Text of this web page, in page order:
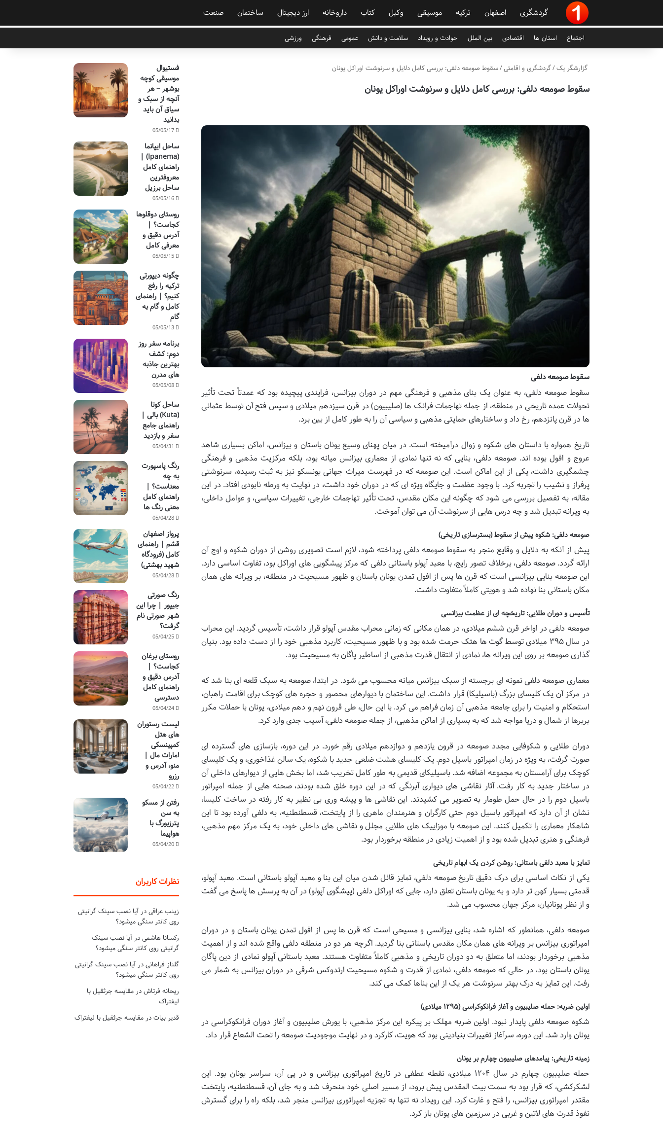
گردشگری اصفهان ترکیه موسیقی وکیل کتاب داروخانه ارز دیجیتال ساختمان صنعت
اجتماع استان ها اقتصادی بین الملل حوادث و رویداد سلامت و دانش عمومی فرهنگی ورزشی
گزارشگر یک/گردشگری و اقامتی/سقوط صومعه دلفی: بررسی کامل دلایل و سرنوشت اوراکل یونان
سقوط صومعه دلفی: بررسی کامل دلایل و سرنوشت اوراکل یونان
سقوط صومعه دلفی
سقوط صومعه دلفی، به عنوان یک بنای مذهبی و فرهنگی مهم در دوران بیزانس، فرایندی پیچیده بود که عمدتاً تحت تأثیر
تحولات عمده تاریخی در منطقه، از جمله تهاجمات فرانک ها (صلیبیون) در قرن سیزدهم میلادی و سپس فتح آن توسط عثمانی
ها در قرن پانزدهم، رخ داد و ساختارهای حمایتی مذهبی و سیاسی آن را به طور کامل از بین برد.
تاریخ همواره با داستان های شکوه و زوال درآمیخته است. در میان پهنای وسیع یونان باستان و بیزانس، اماکن بسیاری شاهد
عروج و افول بوده اند. صومعه دلفی، بنایی که نه تنها نمادی از معماری بیزانس میانه بود، بلکه مرکزیت مذهبی و فرهنگی
چشمگیری داشت، یکی از این اماکن است. این صومعه که در فهرست میراث جهانی یونسکو نیز به ثبت رسیده، سرنوشتی
پرفراز و نشیب را تجربه کرد. با وجود عظمت و جایگاه ویژه ای که در دوران خود داشت، در نهایت به ورطه نابودی افتاد. در این
مقاله، به تفصیل بررسی می شود که چگونه این مکان مقدس، تحت تأثیر تهاجمات خارجی، تغییرات سیاسی، و عوامل داخلی،
به ویرانه تبدیل شد و چه درس هایی از سرنوشت آن می توان آموخت.
صومعه دلفی: شکوه پیش از سقوط (بسترسازی تاریخی)
پیش از آنکه به دلایل و وقایع منجر به سقوط صومعه دلفی پرداخته شود، لازم است تصویری روشن از دوران شکوه و اوج آن
ارائه گردد. صومعه دلفی، برخلاف تصور رایج، با معبد آپولو باستانی دلفی که مرکز پیشگویی های اوراکل بود، تفاوت اساسی دارد.
این صومعه بنایی بیزانسی است که قرن ها پس از افول تمدن یونان باستان و ظهور مسیحیت در منطقه، بر ویرانه های همان
مکان باستانی بنا نهاده شد و هویتی کاملاً متفاوت داشت.
تأسیس و دوران طلایی: تاریخچه ای از عظمت بیزانسی
صومعه دلفی در اواخر قرن ششم میلادی، در همان مکانی که زمانی محراب مقدس آپولو قرار داشت، تأسیس گردید. این محراب
در سال ۳۹۵ میلادی توسط گوت ها هتک حرمت شده بود و با ظهور مسیحیت، کاربرد مذهبی خود را از دست داده بود. بنیان
گذاری صومعه بر روی این ویرانه ها، نمادی از انتقال قدرت مذهبی از اساطیر پاگان به مسیحیت بود.
معماری صومعه دلفی نمونه ای برجسته از سبک بیزانس میانه محسوب می شود. در ابتدا، صومعه به سبک قلعه ای بنا شد که
در مرکز آن یک کلیسای بزرگ (باسیلیکا) قرار داشت. این ساختمان با دیوارهای محصور و حجره های کوچک برای اقامت راهبان،
استحکام و امنیت را برای جامعه مذهبی آن زمان فراهم می کرد. با این حال، طی قرون نهم و دهم میلادی، یونان با حملات مکرر
بربرها از شمال و دریا مواجه شد که به بسیاری از اماکن مذهبی، از جمله صومعه دلفی، آسیب جدی وارد کرد.
دوران طلایی و شکوفایی مجدد صومعه در قرون یازدهم و دوازدهم میلادی رقم خورد. در این دوره، بازسازی های گسترده ای
صورت گرفت، به ویژه در زمان امپراتور باسیل دوم. یک کلیسای هشت ضلعی جدید با شکوه، یک سالن غذاخوری، و یک کلیسای
کوچک برای آرامستان به مجموعه اضافه شد. باسیلیکای قدیمی به طور کامل تخریب شد، اما بخش هایی از دیوارهای داخلی آن
در ساختار جدید به کار رفت. آثار نقاشی های دیواری آبرنگی که در این دوره خلق شده بودند، صحنه هایی از جمله امپراتور
باسیل دوم را در حال حمل طومار به تصویر می کشیدند. این نقاشی ها و پیشه وری بی نظیر به کار رفته در ساخت کلیسا،
نشان از آن دارد که امپراتور باسیل دوم حتی کارگران و هنرمندان ماهری را از پایتخت، قسطنطنیه، به دلفی آورده بود تا این
شاهکار معماری را تکمیل کنند. این صومعه با موزاییک های طلایی مجلل و نقاشی های داخلی خود، به یک مرکز مهم مذهبی،
فرهنگی و هنری تبدیل شده بود و از اهمیت زیادی در منطقه برخوردار بود.
تمایز با معبد دلفی باستانی: روشن کردن یک ابهام تاریخی
یکی از نکات اساسی برای درک دقیق تاریخ صومعه دلفی، تمایز قائل شدن میان این بنا و معبد آپولو باستانی است. معبد آپولو،
قدمتی بسیار کهن تر دارد و به یونان باستان تعلق دارد، جایی که اوراکل دلفی (پیشگوی آپولو) در آن به پرسش ها پاسخ می گفت
و از نظر یونانیان، مرکز جهان محسوب می شد.
صومعه دلفی، همانطور که اشاره شد، بنایی بیزانسی و مسیحی است که قرن ها پس از افول تمدن یونان باستان و در دوران
امپراتوری بیزانس بر ویرانه های همان مکان مقدس باستانی بنا گردید. اگرچه هر دو در منطقه دلفی واقع شده اند و از اهمیت
مذهبی برخوردار بودند، اما متعلق به دو دوران تاریخی و مذهبی کاملاً متفاوت هستند. معبد باستانی آپولو نمادی از دین پاگان
یونان باستان بود، در حالی که صومعه دلفی، نمادی از قدرت و شکوه مسیحیت ارتدوکس شرقی در دوران بیزانس به شمار می
رفت. این تمایز به درک بهتر سرنوشت هر یک از این بناها کمک می کند.
اولین ضربه: حمله صلیبیون و آغاز فرانکوکراسی (۱۲۹۵ میلادی)
شکوه صومعه دلفی پایدار نبود. اولین ضربه مهلک بر پیکره این مرکز مذهبی، با یورش صلیبیون و آغاز دوران فرانکوکراسی در
یونان وارد شد. این دوره، سرآغاز تغییرات بنیادینی بود که هویت، کارکرد و در نهایت موجودیت صومعه را تحت الشعاع قرار داد.
زمینه تاریخی: پیامدهای صلیبیون چهارم بر یونان
حمله صلیبیون چهارم در سال ۱۲۰۴ میلادی، نقطه عطفی در تاریخ امپراتوری بیزانس و در پی آن، سراسر یونان بود. این
لشکرکشی، که قرار بود به سمت بیت المقدس پیش برود، از مسیر اصلی خود منحرف شد و به جای آن، قسطنطنیه، پایتخت
مقتدر امپراتوری بیزانس، را فتح و غارت کرد. این رویداد نه تنها به تجزیه امپراتوری بیزانس منجر شد، بلکه راه را برای گسترش
نفوذ قدرت های لاتین و غربی در سرزمین های یونان باز کرد.
فستیوال
موسیقی کوچه
بوشهر – هر
آنچه از سبک و
سیاق آن باید
بدانید
05/05/17
ساحل ایپانما
(Ipanema) |
راهنمای کامل
معروفترین
ساحل برزیل
05/05/16
روستای دوقلوها
کجاست؟ |
آدرس دقیق و
معرفی کامل
05/05/15
چگونه دیپورتی
ترکیه را رفع
کنیم؟ | راهنمای
کامل و گام به
گام
05/05/13
برنامه سفر روز
دوم: کشف
بهترین جاذبه
های مدرن
05/05/08
ساحل کوتا
(Kuta) بالی |
راهنمای جامع
سفر و بازدید
05/04/31
رنگ پاسپورت
به چه
معناست؟ |
راهنمای کامل
معنی رنگ ها
05/04/28
پرواز اصفهان
قشم | راهنمای
کامل (فرودگاه
شهید بهشتی)
05/04/28
رنگ صورتی
جیپور | چرا این
شهر صورتی نام
گرفت؟
05/04/25
روستای برغان
کجاست؟ |
آدرس دقیق و
راهنمای کامل
دسترسی
05/04/24
لیست رستوران
های هتل
کمپینسکی
امارات مال |
منو، آدرس و
رزرو
05/04/22
رفتن از مسکو
به سن
پترزبورگ با
هواپیما
05/04/20
نظرات کاربران
زینب عراقیدر آیا نصب سینک گرانیتی
روی کانتر سنگی میشود؟
رکسانا هاشمیدر آیا نصب سینک
گرانیتی روی کانتر سنگی میشود؟
گلناز فراهانیدر آیا نصب سینک گرانیتی
روی کانتر سنگی میشود؟
ریحانه فرتاشدر مقایسه جرثقیل با
لیفتراک
قدیر بیاتدر مقایسه جرثقیل با لیفتراک